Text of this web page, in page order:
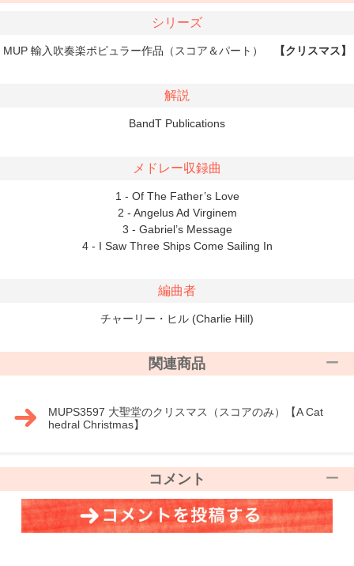
シリーズ
MUP 輸入吹奏楽ポピュラー作品（スコア＆パート） 【クリスマス】
解説
BandT Publications
メドレー収録曲
1 - Of The Father’s Love
2 - Angelus Ad Virginem
3 - Gabriel’s Message
4 - I Saw Three Ships Come Sailing In
編曲者
チャーリー・ヒル (Charlie Hill)
関連商品
MUPS3597 大聖堂のクリスマス（スコアのみ）【A Cat
hedral Christmas】
コメント